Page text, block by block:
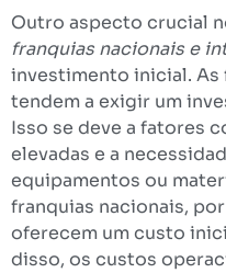
Outro aspecto crucial
franquias nacionais e
investimento inicial.
tendem a exigir um
Isso se deve a fatores
elevadas e a
equipamentos ou
franquias nacionais,
oferecem um custo
disso, os custos